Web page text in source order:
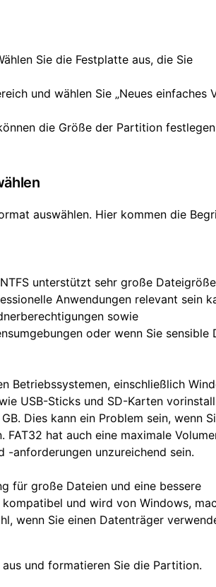
Sie die Festplatte aus, die Sie
und wählen Sie „Neues einfaches
die Größe der Partition
auswählen. Hier kommen die
unterstützt sehr große
Anwendungen relevant sein
sowie
oder wenn Sie sensible
Betriebssystemen, einschließlich
USB-Sticks und SD-Karten
Dies kann ein Problem sein, wenn
hat auch eine maximale
-anforderungen unzureichend sein.
für große Dateien und eine bessere
und wird von Windows,
wenn Sie einen Datenträger
und formatieren Sie die Partition.